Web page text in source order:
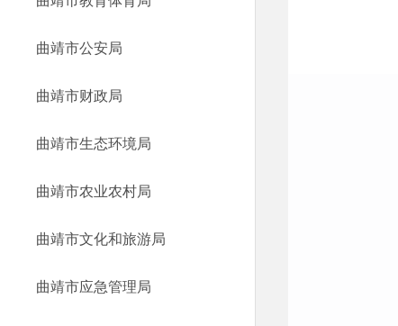
曲靖市公安局
曲靖市财政局
曲靖市生态环境局
曲靖市农业农村局
曲靖市文化和旅游局
曲靖市应急管理局